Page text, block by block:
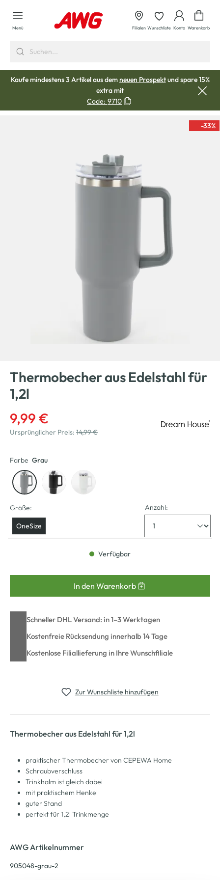
springen
Menü Filialen Wunschliste Konto Warenkorb
Kaufe mindestens 3 Artikel aus demneuen Prospektund spare 15%
extra mit
Code: 9710
-33%
Thermobecher aus Edelstahl für
1,2l
9,99 €
Ursprünglicher Preis: 14,99 €
Farbe Grau
Größe:
OneSize
Anzahl:
Verfügbar
In den Warenkorb
Schneller DHL Versand: in 1–3 Werktagen
Kostenfreie Rücksendung innerhalb 14 Tage
Kostenlose Filiallieferung in Ihre Wunschfiliale
Zur Wunschliste hinzufügen
Thermobecher aus Edelstahl für 1,2l
praktischer Thermobecher von CEPEWA Home
Schraubverschluss
Trinkhalm ist gleich dabei
mit praktischem Henkel
guter Stand
perfekt für 1,2l Trinkmenge
AWG Artikelnummer
905048-grau-2